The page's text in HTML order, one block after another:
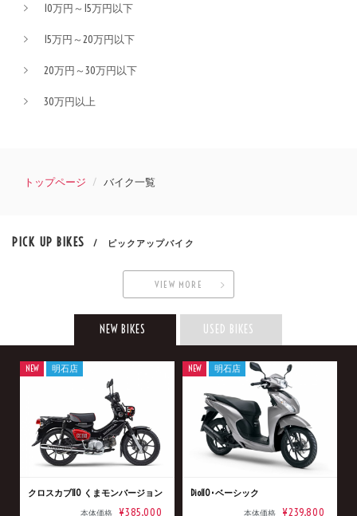
10万円～15万円以下
15万円～20万円以下
20万円～30万円以下
30万円以上
トップページ バイク一覧
PICK UP BIKES / ピックアップバイク
VIEW MORE
NEW BIKES USED BIKES
クロスカブ110 くまモンバージョン
本体価格 ¥385,000
NEW 明石店
Dio110･ベーシック
本体価格 ¥239,800
NEW 明石店